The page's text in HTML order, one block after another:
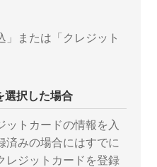
または「クレジット
選択した場合
ットカードの情報を入
済みの場合にはすでに
レジットカードを登録